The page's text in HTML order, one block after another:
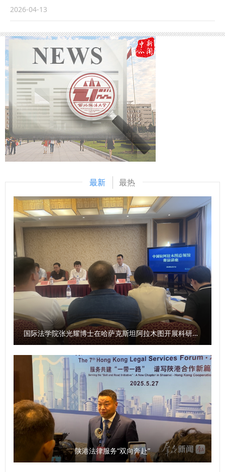
学改革、推动核心素养与法学专业深度融合，筑牢高素质法治
人才培养根基。 （供稿：教务处 撰稿：魏子涵 审核：董
踊跃发言、深入研讨，在思想交流中深化对司法规律的理解，
在实务对照中强化对法治精神的认同。大家一致认为，案件复
盘既是一次专业研讨，也是一堂生动的法治实践课，对牢固树
立正确司法理念、坚守公正底线具有重要启示作用。 （供
稿：刑事法学院 国家安全学院（反恐怖主义法学院） 撰稿：
薛晖 王卓 审核： 孙学龙 王聪）
动。 座谈会上，双方围绕人才培养、岗位供给、实习实训以
及协同育人等议题进行了深入探讨交流。西安海关缉私局和西
安市公安局警察训练支队对学院的人才培养质量给予了肯定，
表示要进一步深化校地协同育人，在学生实践锻炼等方面探寻
合作机会，共同推动法治人才培养和毕业生高质量就业。 会
后，学院走访人员参观了办公办案区域、实训场地及装备展示
区，直观了解了海关缉私工作流程与公安民警实战化训练模
式，了解公安实务对人才培养专业素养、实践能力的具体要
求。 （供稿：公安学院（公共安全法学院） 撰稿：李沛君 审
核：上官亚敏）
2026-04-13
最新 最热
国际法学院张光耀博士在哈萨克斯坦阿拉木图开展科研与社会服务活动
陕港法律服务“双向奔赴”